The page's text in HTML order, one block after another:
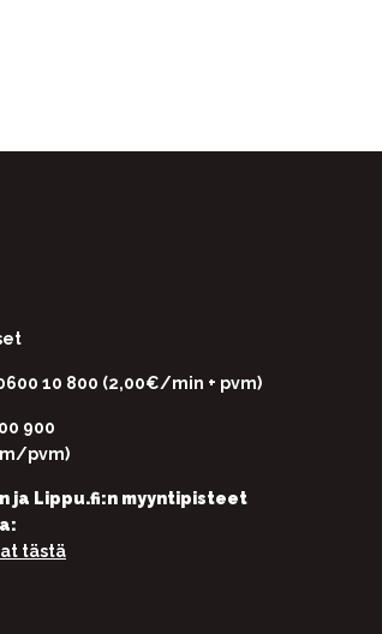
10 800 (2,00€/min + pvm)
900
pvm)
ja Lippu.fi:n myyntipisteet
tästä